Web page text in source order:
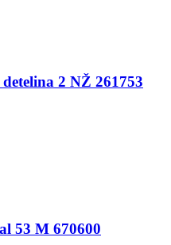
2 NŽ 261753
53 M 670600